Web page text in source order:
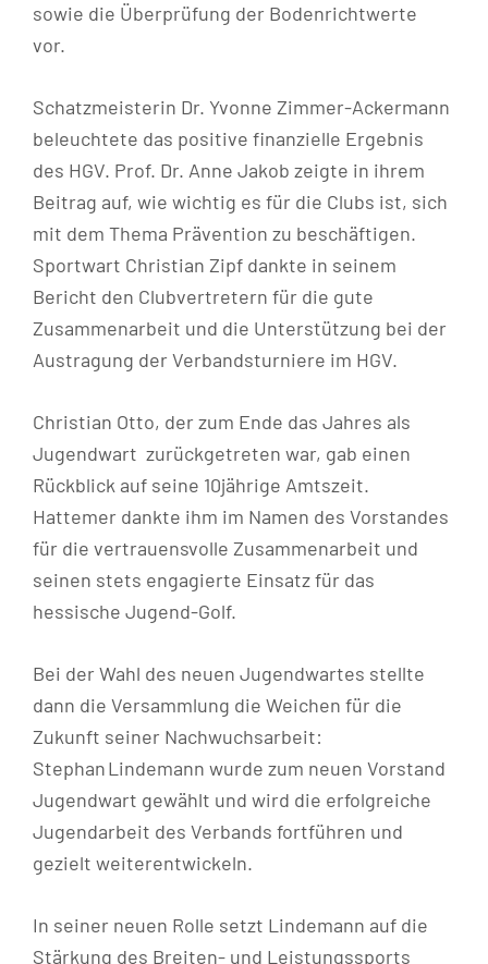
sowie die Überprüfung der Bodenrichtwerte
vor.
Schatzmeisterin Dr. Yvonne Zimmer-Ackermann
beleuchtete das positive finanzielle Ergebnis
des HGV. Prof. Dr. Anne Jakob zeigte in ihrem
Beitrag auf, wie wichtig es für die Clubs ist, sich
mit dem Thema Prävention zu beschäftigen.
Sportwart Christian Zipf dankte in seinem
Bericht den Clubvertretern für die gute
Zusammenarbeit und die Unterstützung bei der
Austragung der Verbandsturniere im HGV.
Christian Otto, der zum Ende das Jahres als
Jugendwart zurückgetreten war, gab einen
Rückblick auf seine 10jährige Amtszeit.
Hattemer dankte ihm im Namen des Vorstandes
für die vertrauensvolle Zusammenarbeit und
seinen stets engagierte Einsatz für das
hessische Jugend-Golf.
Bei der Wahl des neuen Jugendwartes stellte
dann die Versammlung die Weichen für die
Zukunft seiner Nachwuchsarbeit:
Stephan Lindemann wurde zum neuen Vorstand
Jugendwart gewählt und wird die erfolgreiche
Jugendarbeit des Verbands fortführen und
gezielt weiterentwickeln.
In seiner neuen Rolle setzt Lindemann auf die
Stärkung des Breiten- und Leistungssports